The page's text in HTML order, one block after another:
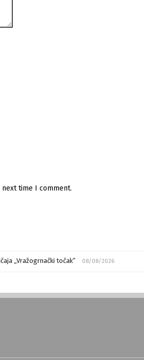
time I comment.
„Vražogrnački točak“ 08/08/2026